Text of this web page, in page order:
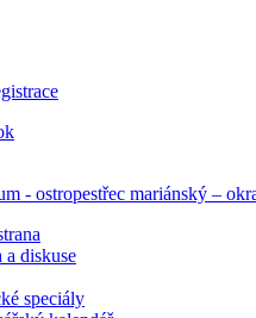
- ostropestřec mariánský –
a diskuse
speciály